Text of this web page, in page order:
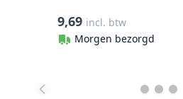
9,69 incl. btw
Morgen bezorgd